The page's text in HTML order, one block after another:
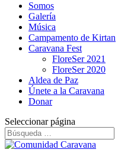
Somos
Galería
Música
Campamento de Kirtan
Caravana Fest
FloreSer 2021
FloreSer 2020
Aldea de Paz
Únete a la Caravana
Donar
Seleccionar página